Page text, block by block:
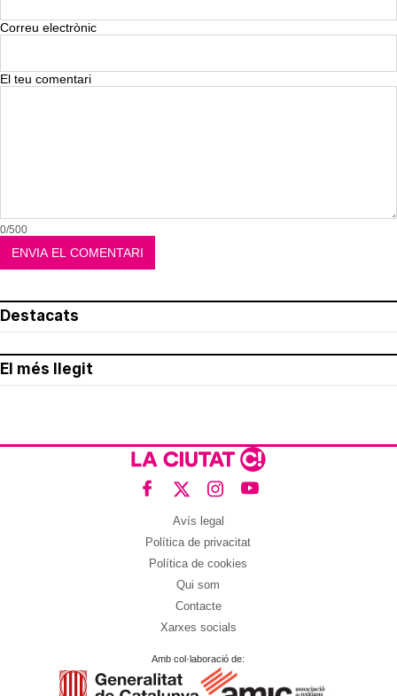
Correu electrònic
El teu comentari
0/500
Destacats
El més llegit
Avís legal
Política de privacitat
Política de cookies
Qui som
Contacte
Xarxes socials
Amb col·laboració de: